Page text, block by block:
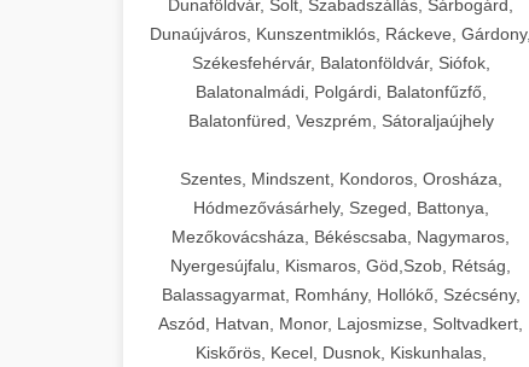
Dunaföldvár, Solt, Szabadszállás, Sárbogárd,
Dunaújváros, Kunszentmiklós, Ráckeve, Gárdony,
Székesfehérvár, Balatonföldvár, Siófok,
Balatonalmádi, Polgárdi, Balatonfűzfő,
Balatonfüred, Veszprém, Sátoraljaújhely
Szentes, Mindszent, Kondoros, Orosháza,
Hódmezővásárhely, Szeged, Battonya,
Mezőkovácsháza, Békéscsaba, Nagymaros,
Nyergesújfalu, Kismaros, Göd,Szob, Rétság,
Balassagyarmat, Romhány, Hollókő, Szécsény,
Aszód, Hatvan, Monor, Lajosmizse, Soltvadkert,
Kiskőrös, Kecel, Dusnok, Kiskunhalas,